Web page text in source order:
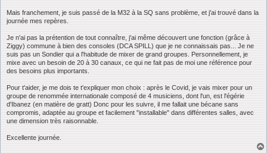
Mais franchement, je suis passé de la M32 à la SQ sans problème, et j'ai trouvé dans la
journée mes repères.
Je n'ai pas la prétention de tout connaître, j'ai même découvert une fonction (grâce à
Ziggy) commune à bien des consoles (DCA SPILL) que je ne connaissais pas... Je ne
suis pas un Sondier qui a l'habitude de mixer de grand groupes. Personnellement, je
mixe avec un besoin de 20 à 30 canaux, ce qui ne fait pas de moi une référence pour
des besoins plus importants.
Pour t'aider, je me dois te t'expliquer mon choix : après le Covid, je vais mixer pour un
groupe de renommée internationale composé de 4 musiciens, dont l'un, est l'égérie
d'Ibanez (en matière de gratt) Donc pour les suivre, il me fallait une bécane sans
compromis, adaptée au groupe et facilement "installable" dans différentes salles, avec
une dimension très raisonnable.
Excellente journée.